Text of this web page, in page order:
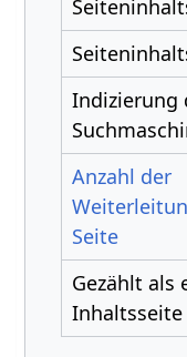
Indizierung
Anzahl der
Seite
Gezählt als
Inhaltsseite